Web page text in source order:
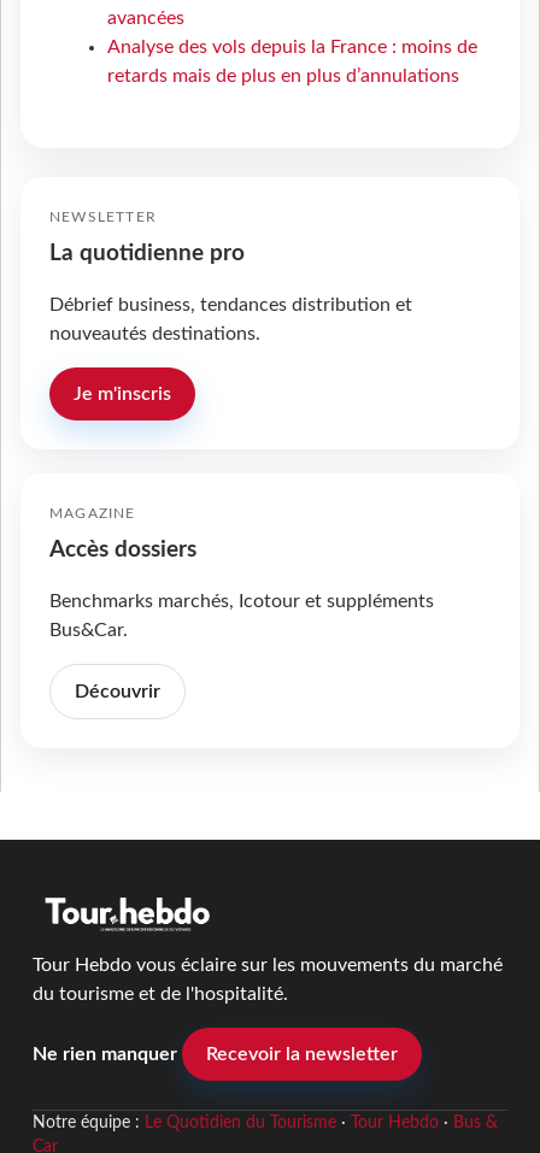
avancées
Analyse des vols depuis la France : moins de
retards mais de plus en plus d’annulations
NEWSLETTER
La quotidienne pro
Débrief business, tendances distribution et
nouveautés destinations.
Je m'inscris
MAGAZINE
Accès dossiers
Benchmarks marchés, Icotour et suppléments
Bus&Car.
Découvrir
Tour Hebdo vous éclaire sur les mouvements du marché
du tourisme et de l'hospitalité.
Ne rien manquer Recevoir la newsletter
Notre équipe : Le Quotidien du Tourisme· Tour Hebdo· Bus &
Car